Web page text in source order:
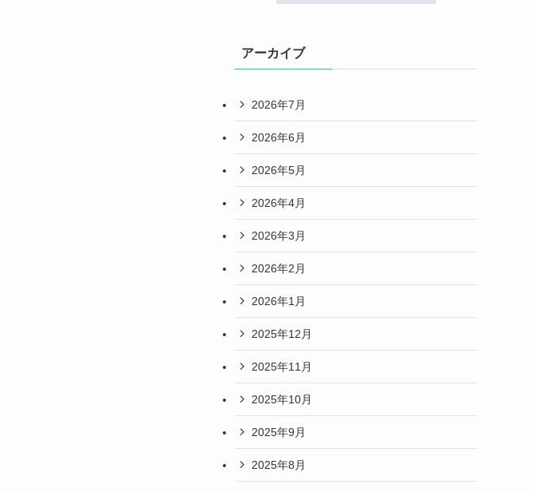
アーカイブ
2026年7月
2026年6月
2026年5月
2026年4月
2026年3月
2026年2月
2026年1月
2025年12月
2025年11月
2025年10月
2025年9月
2025年8月